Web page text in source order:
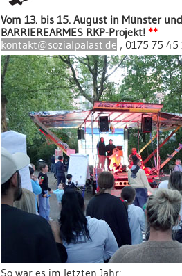
Vom 13. bis 15. August in Münster
BARRIEREARMES RKP-Projekt! **
kontakt@sozialpalast.de , 0175 75 45
So war es im letzten Jahr: